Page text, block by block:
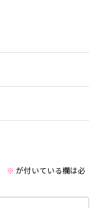
※ が付いている欄は必